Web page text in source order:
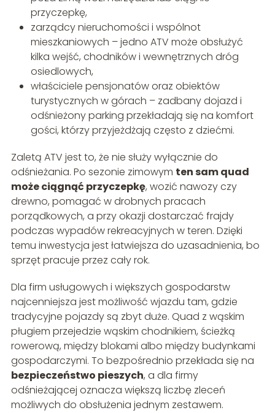
przyczepkę,
zarządcy nieruchomości i wspólnot
mieszkaniowych – jedno ATV może obsłużyć
kilka wejść, chodników i wewnętrznych dróg
osiedlowych,
właściciele pensjonatów oraz obiektów
turystycznych w górach – zadbany dojazd i
odśnieżony parking przekładają się na komfort
gości, którzy przyjeżdżają często z dziećmi.
Zaletą ATV jest to, że nie służy wyłącznie do
odśnieżania. Po sezonie zimowym ten sam quad
może ciągnąć przyczepkę, wozić nawozy czy
drewno, pomagać w drobnych pracach
porządkowych, a przy okazji dostarczać frajdy
podczas wypadów rekreacyjnych w teren. Dzięki
temu inwestycja jest łatwiejsza do uzasadnienia, bo
sprzęt pracuje przez cały rok.
Dla firm usługowych i większych gospodarstw
najcenniejsza jest możliwość wjazdu tam, gdzie
tradycyjne pojazdy są zbyt duże. Quad z wąskim
pługiem przejedzie wąskim chodnikiem, ścieżką
rowerową, między blokami albo między budynkami
gospodarczymi. To bezpośrednio przekłada się na
bezpieczeństwo pieszych, a dla firmy
odśnieżającej oznacza większą liczbę zleceń
możliwych do obsłużenia jednym zestawem.